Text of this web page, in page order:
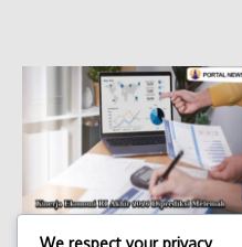
We respect your privacy